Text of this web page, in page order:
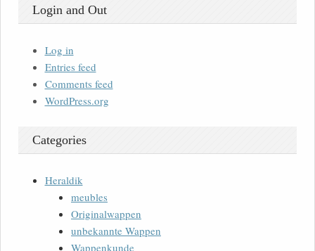
Login and Out
Log in
Entries feed
Comments feed
WordPress.org
Categories
Heraldik
meubles
Originalwappen
unbekannte Wappen
Wappenkunde